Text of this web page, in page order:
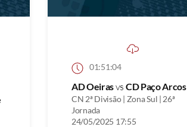
01:51:04
AD Oeirasvs CD Paço Arcos
CN 2ª Divisão | Zona Sul | 26ª
Jornada
24/05/2025 17:55